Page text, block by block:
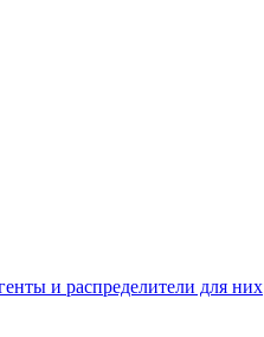
и распределители для них